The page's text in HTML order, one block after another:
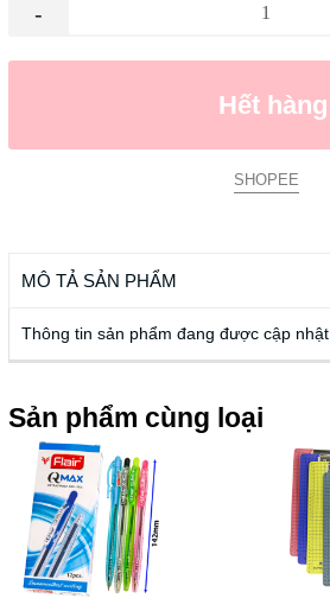
-
Hết hàng
SHOPEE
MÔ TẢ SẢN PHẨM
Thông tin sản phẩm đang được cập nhật
Sản phẩm cùng loại